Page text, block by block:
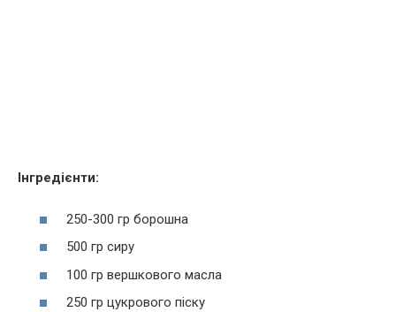
Інгредієнти:
250-300 гр борошна
500 гр сиру
100 гр вершкового масла
250 гр цукрового піску